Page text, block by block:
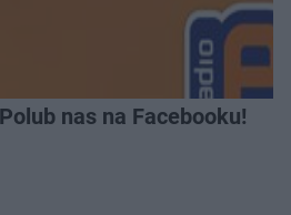
nas na Facebooku!